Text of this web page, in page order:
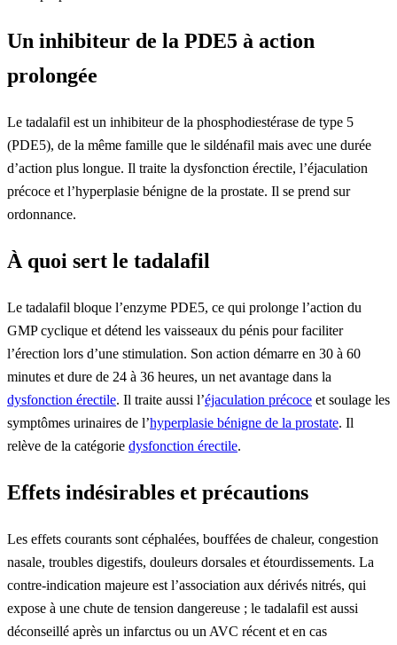
Un inhibiteur de la PDE5 à action
prolongée
Le tadalafil est un inhibiteur de la phosphodiestérase de type 5
(PDE5), de la même famille que le sildénafil mais avec une durée
d’action plus longue. Il traite la dysfonction érectile, l’éjaculation
précoce et l’hyperplasie bénigne de la prostate. Il se prend sur
ordonnance.
À quoi sert le tadalafil
Le tadalafil bloque l’enzyme PDE5, ce qui prolonge l’action du
GMP cyclique et détend les vaisseaux du pénis pour faciliter
l’érection lors d’une stimulation. Son action démarre en 30 à 60
minutes et dure de 24 à 36 heures, un net avantage dans la
dysfonction érectile. Il traite aussi l’éjaculation précoce et soulage les
symptômes urinaires de l’hyperplasie bénigne de la prostate. Il
relève de la catégorie dysfonction érectile.
Effets indésirables et précautions
Les effets courants sont céphalées, bouffées de chaleur, congestion
nasale, troubles digestifs, douleurs dorsales et étourdissements. La
contre-indication majeure est l’association aux dérivés nitrés, qui
expose à une chute de tension dangereuse ; le tadalafil est aussi
déconseillé après un infarctus ou un AVC récent et en cas